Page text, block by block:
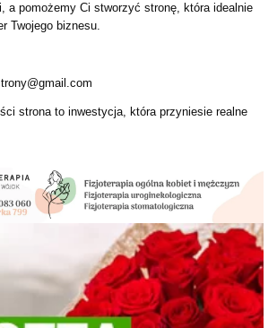
a pomożemy Ci stworzyć stronę, która idealnie
Twojego biznesu.
strona to inwestycja, która przyniesie realne